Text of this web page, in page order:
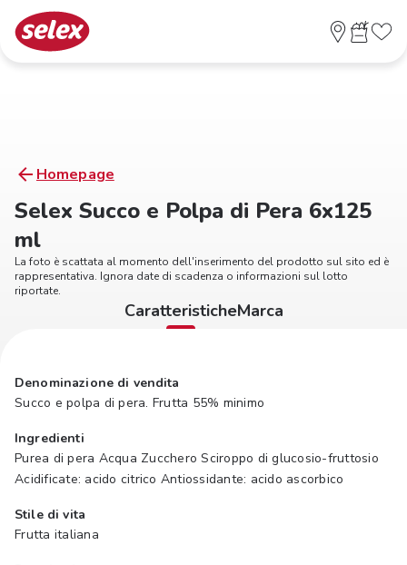
Homepage
Selex Succo e Polpa di Pera 6x125
ml
La foto è scattata al momento dell'inserimento del prodotto sul sito ed è
rappresentativa. Ignora date di scadenza o informazioni sul lotto
riportate.
CaratteristicheMarca
Denominazione di vendita
Succo e polpa di pera. Frutta 55% minimo
Ingredienti
Purea di pera Acqua Zucchero Sciroppo di glucosio-fruttosio
Acidificate: acido citrico Antiossidante: acido ascorbico
Stile di vita
Frutta italiana